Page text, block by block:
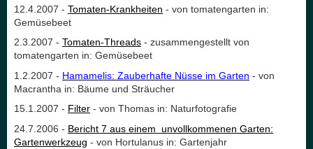
12.4.2007 - Tomaten-Krankheiten - von tomatengarten in:
Gemüsebeet
2.3.2007 - Tomaten-Threads - zusammengestellt von
tomatengarten in: Gemüsebeet
1.2.2007 - Hamamelis: Zauberhafte Nüsse im Garten - von
Macrantha in: Bäume und Sträucher
15.1.2007 - Filter - von Thomas in: Naturfotografie
24.7.2006 - Bericht 7 aus einem unvollkommenen Garten:
Gartenwerkzeug - von Hortulanus in: Gartenjahr